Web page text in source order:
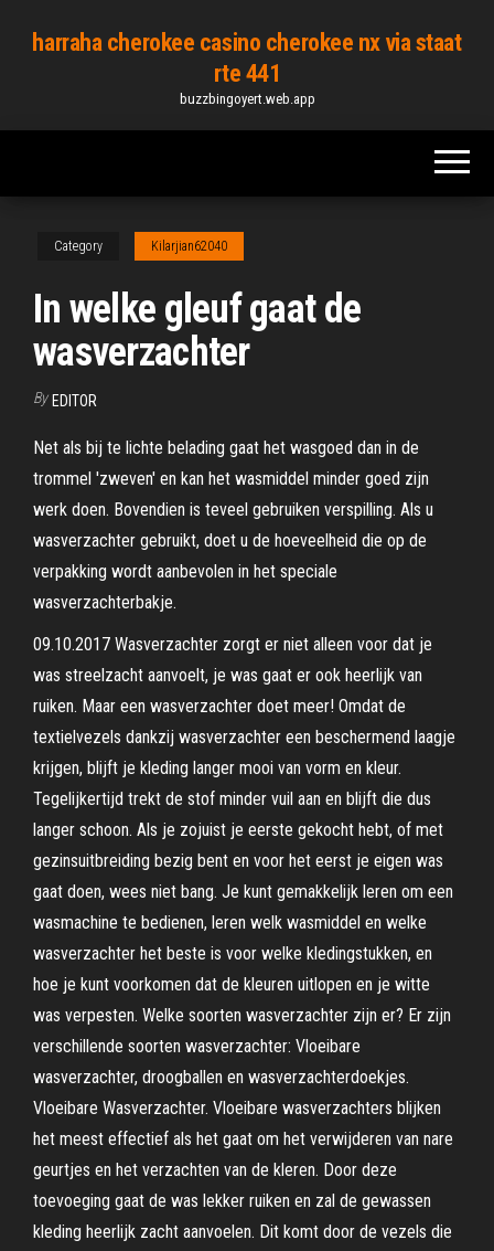
harraha cherokee casino cherokee nx via staat
rte 441
buzzbingoyert.web.app
Category Kilarjian62040
In welke gleuf gaat de
wasverzachter
By EDITOR
Net als bij te lichte belading gaat het wasgoed dan in de
trommel 'zweven' en kan het wasmiddel minder goed zijn
werk doen. Bovendien is teveel gebruiken verspilling. Als u
wasverzachter gebruikt, doet u de hoeveelheid die op de
verpakking wordt aanbevolen in het speciale
wasverzachterbakje.
09.10.2017 Wasverzachter zorgt er niet alleen voor dat je
was streelzacht aanvoelt, je was gaat er ook heerlijk van
ruiken. Maar een wasverzachter doet meer! Omdat de
textielvezels dankzij wasverzachter een beschermend laagje
krijgen, blijft je kleding langer mooi van vorm en kleur.
Tegelijkertijd trekt de stof minder vuil aan en blijft die dus
langer schoon. Als je zojuist je eerste gekocht hebt, of met
gezinsuitbreiding bezig bent en voor het eerst je eigen was
gaat doen, wees niet bang. Je kunt gemakkelijk leren om een
wasmachine te bedienen, leren welk wasmiddel en welke
wasverzachter het beste is voor welke kledingstukken, en
hoe je kunt voorkomen dat de kleuren uitlopen en je witte
was verpesten. Welke soorten wasverzachter zijn er? Er zijn
verschillende soorten wasverzachter: Vloeibare
wasverzachter, droogballen en wasverzachterdoekjes.
Vloeibare Wasverzachter. Vloeibare wasverzachters blijken
het meest effectief als het gaat om het verwijderen van nare
geurtjes en het verzachten van de kleren. Door deze
toevoeging gaat de was lekker ruiken en zal de gewassen
kleding heerlijk zacht aanvoelen. Dit komt door de vezels die